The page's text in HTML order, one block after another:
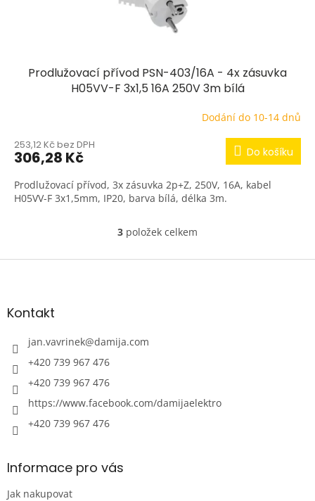
Prodlužovací přívod PSN-403/16A - 4x zásuvka
H05VV-F 3x1,5 16A 250V 3m bílá
Dodání do 10-14 dnů
253,12 Kč bez DPH
306,28 Kč Do košíku
Prodlužovací přívod, 3x zásuvka 2p+Z, 250V, 16A, kabel
H05VV-F 3x1,5mm, IP20, barva bílá, délka 3m.
O
l
y
v
3 položek celkem
Z
aKontakt
jan.vavrinek@damija.com
+420 739 967 476
+420 739 967 476
https://www.facebook.com/damijaelektro
+420 739 967 476
Informace pro vás
Jak nakupovat